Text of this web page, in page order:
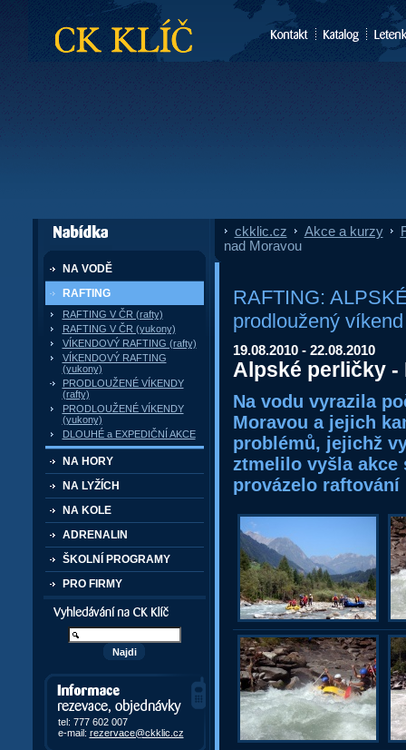
CK Klíč
dále nabízí
NA VODĚ
RAFTING
RAFTING V ČR (rafty)
RAFTING V ČR (yukony)
VÍKENDOVÝ RAFTING (rafty)
VÍKENDOVÝ RAFTING
(yukony)
PRODLOUŽENÉ VÍKENDY
(rafty)
PRODLOUŽENÉ VÍKENDY
(yukony)
DLOUHÉ a EXPEDIČNÍ AKCE
NA HORY
NA LYŽÍCH
NA KOLE
ADRENALIN
ŠKOLNÍ PROGRAMY
PRO FIRMY
Vyhledávání kurzů a akcí
Informace, rezervace,
objedávky
tel: 777 602 007
e-mail: rezervace@ckklic.cz
ckklic.cz Akce a kurzy»
nad Moravou
RAFTING:
prodloužený víkend
19.08.2010 - 22.08.2010
Alpské perličky -
Na vodu vyrazila
Moravou a jejich
problémů, jejichž
ztmelilo vyšla akce
provázelo raftování